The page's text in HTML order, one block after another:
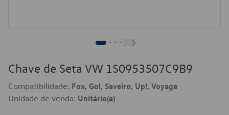
Chave de Seta VW 1S0953507C9B9
Compatibilidade: Fox, Gol, Saveiro, Up!, Voyage
Unidade de venda: Unitário(a)